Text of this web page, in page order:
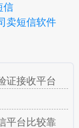
信
卖短信软件
证接收平台
平台比较靠